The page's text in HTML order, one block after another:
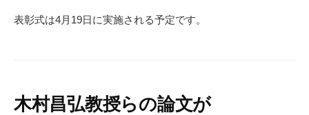
表彰式は4月19日に実施される予定です。
木村昌弘教授らの論文が